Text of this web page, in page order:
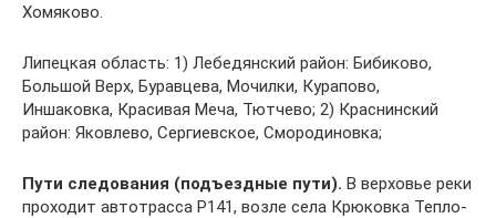
Хомяково.
Липецкая область: 1) Лебедянский район: Бибиково,
Большой Верх, Буравцева, Мочилки, Курапово,
Иншаковка, Красивая Меча, Тютчево; 2) Краснинский
район: Яковлево, Сергиевское, Смородиновка;
Пути следования (подъездные пути). В верховье реки
проходит автотрасса Р141, возле села Крюковка Тепло-